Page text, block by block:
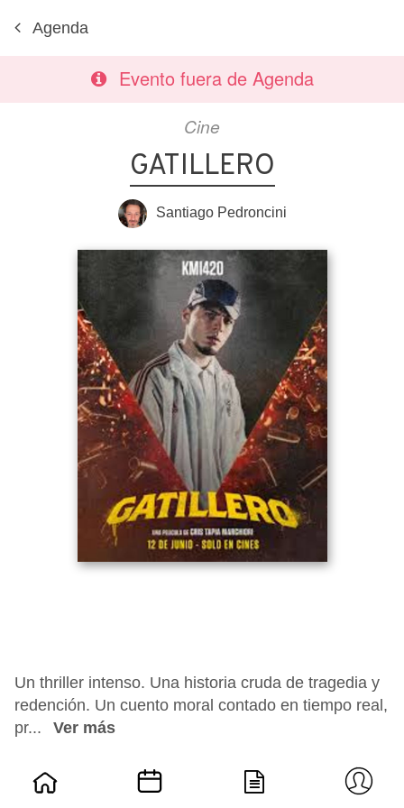
Agenda
Evento fuera de Agenda
Cine
GATILLERO
Santiago Pedroncini
Un thriller intenso. Una historia cruda de tragedia y
redención. Un cuento moral contado en tiempo real,
pr...
Ver más